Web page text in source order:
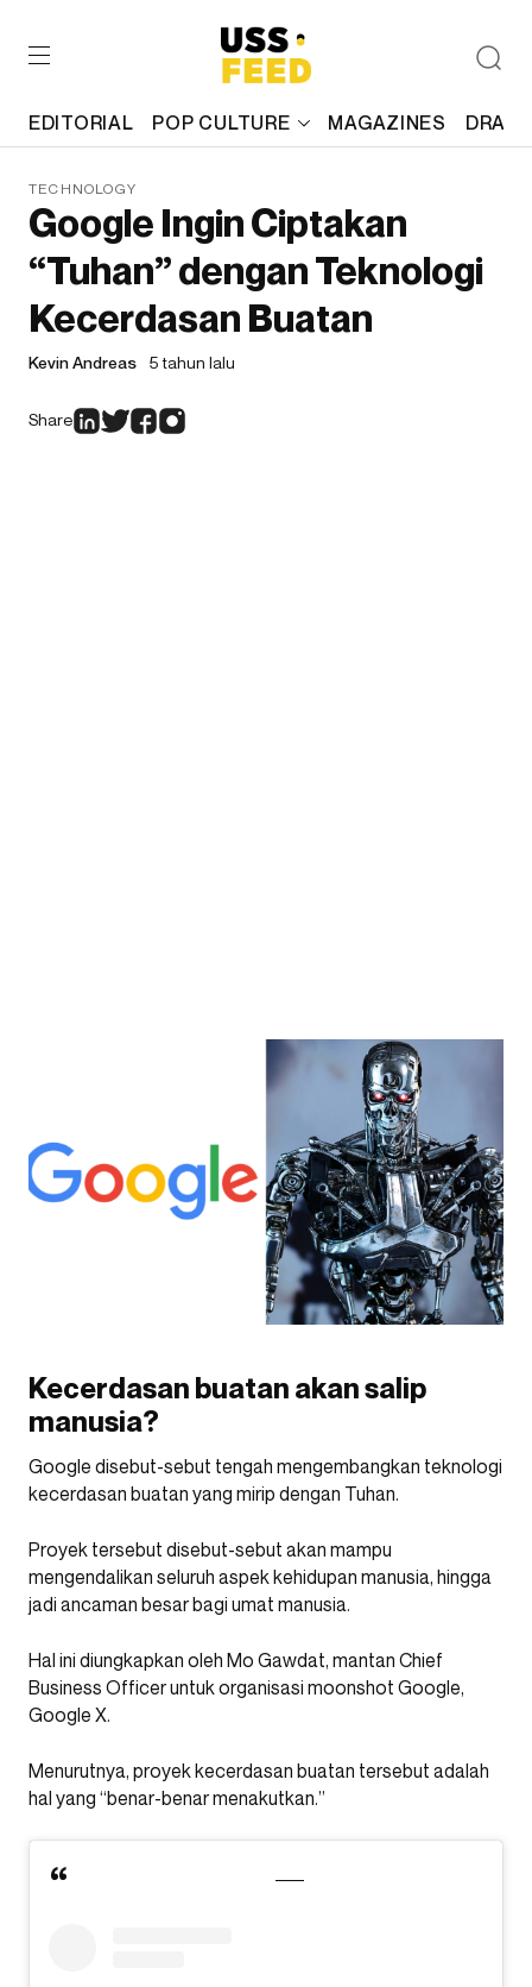
EDITORIAL POP CULTURE MAGAZINES
TECHNOLOGY
Google Ingin Ciptakan
“Tuhan” dengan Teknologi
Kecerdasan Buatan
Kevin Andreas 5 tahun lalu
Share
Kecerdasan buatan akan salip
manusia?
Google disebut-sebut tengah mengembangkan teknologi
kecerdasan buatan yang mirip dengan Tuhan.
Proyek tersebut disebut-sebut akan mampu
mengendalikan seluruh aspek kehidupan manusia, hingga
jadi ancaman besar bagi umat manusia.
Hal ini diungkapkan oleh Mo Gawdat, mantan Chief
Business Officer untuk organisasi moonshot Google,
Google X.
Menurutnya, proyek kecerdasan buatan tersebut adalah
hal yang “benar-benar menakutkan.”